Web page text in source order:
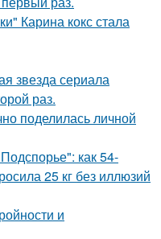
Карина кокс стала
звезда сериала
раз.
поделилась личной
как 54-
25 кг без иллюзий
и